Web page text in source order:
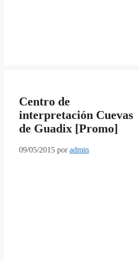
Centro de
interpretación Cuevas
de Guadix [Promo]
09/05/2015 poradmin